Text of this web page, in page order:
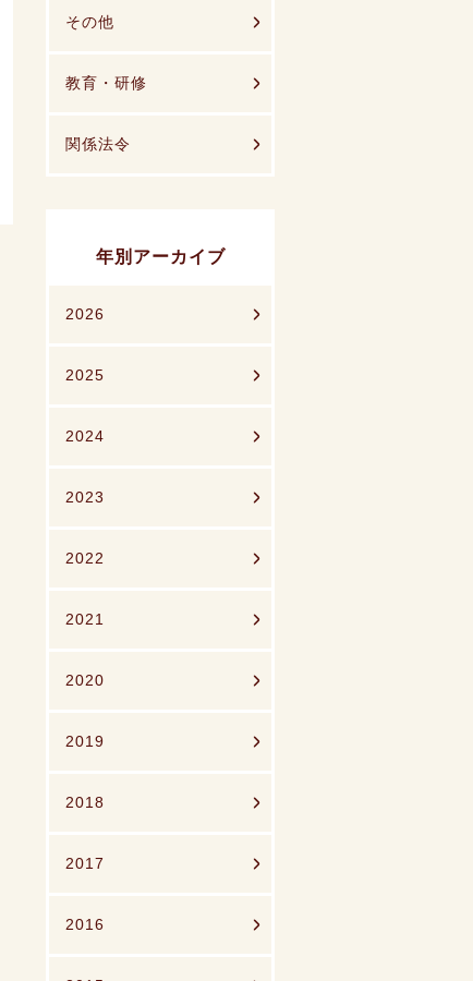
その他
教育・研修
関係法令
年別アーカイブ
2026
2025
2024
2023
2022
2021
2020
2019
2018
2017
2016